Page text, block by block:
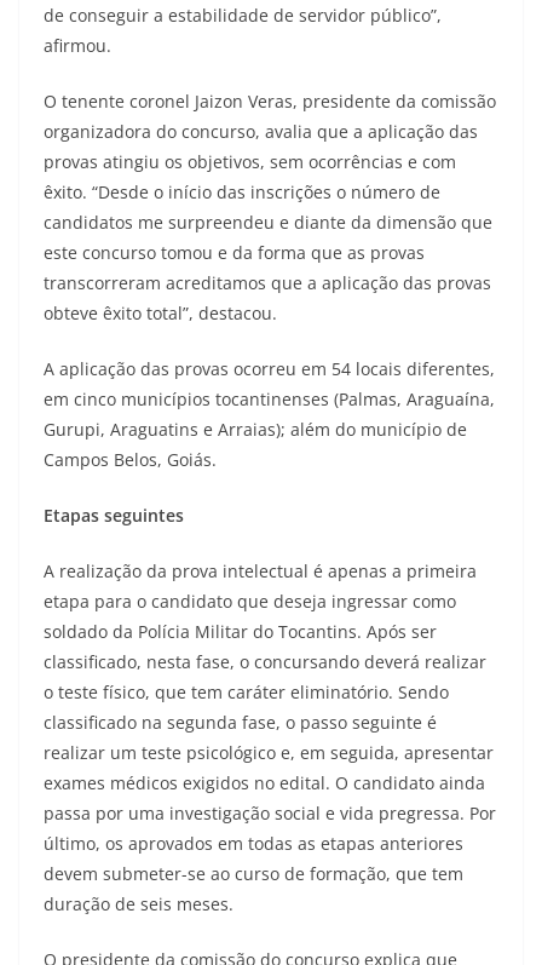
de conseguir a estabilidade de servidor público”,
afirmou.
O tenente coronel Jaizon Veras, presidente da comissão
organizadora do concurso, avalia que a aplicação das
provas atingiu os objetivos, sem ocorrências e com
êxito. “Desde o início das inscrições o número de
candidatos me surpreendeu e diante da dimensão que
este concurso tomou e da forma que as provas
transcorreram acreditamos que a aplicação das provas
obteve êxito total”, destacou.
A aplicação das provas ocorreu em 54 locais diferentes,
em cinco municípios tocantinenses (Palmas, Araguaína,
Gurupi, Araguatins e Arraias); além do município de
Campos Belos, Goiás.
Etapas seguintes
A realização da prova intelectual é apenas a primeira
etapa para o candidato que deseja ingressar como
soldado da Polícia Militar do Tocantins. Após ser
classificado, nesta fase, o concursando deverá realizar
o teste físico, que tem caráter eliminatório. Sendo
classificado na segunda fase, o passo seguinte é
realizar um teste psicológico e, em seguida, apresentar
exames médicos exigidos no edital. O candidato ainda
passa por uma investigação social e vida pregressa. Por
último, os aprovados em todas as etapas anteriores
devem submeter-se ao curso de formação, que tem
duração de seis meses.
O presidente da comissão do concurso explica que